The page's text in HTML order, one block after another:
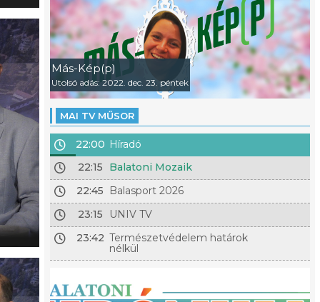
Vendégeink: Dr. Tóth Gergely, Keszthely
Klaczné Tar Ibolya önkormányzati képviselő
Más-Kép(p)
Utolsó adás: 2022. dec. 23. péntek
MAI TV MŰSOR
22:00 Híradó
22:15
Balatoni Mozaik
22:45
Balasport 2026
23:15
UNIV TV
23:42 Természetvédelem határok
nélkül